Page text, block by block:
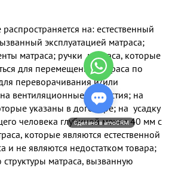
на: естественный
эксплуатацией матраса;
матраса; ручки матраса, которые
для перемещения матраса по
переворачивания и/или
вентиляционные отверстия; на
указаны в договоре; на усадку
человека глубиной менее 40 мм с
которые являются естественной
и не являются недостатком товара;
матраса, вызванную
Сделано в amoCRM